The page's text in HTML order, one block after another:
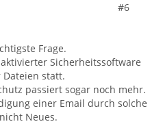
#6
Frage.
Sicherheitssoftware
statt.
passiert sogar noch mehr.
einer Email durch solche
Neues.